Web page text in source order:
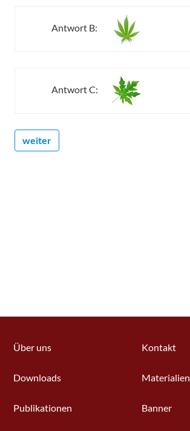
Antwort B:
Antwort C:
Über uns Kontakt
Downloads Materialien
Publikationen Banner